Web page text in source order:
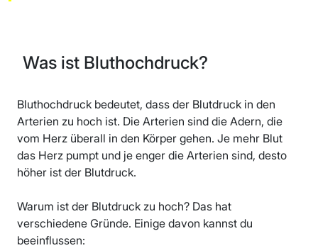
Was ist Bluthochdruck?
Bluthochdruck bedeutet, dass der Blutdruck in den
Arterien zu hoch ist. Die Arterien sind die Adern, die
vom Herz überall in den Körper gehen. Je mehr Blut
das Herz pumpt und je enger die Arterien sind, desto
höher ist der Blutdruck.
Warum ist der Blutdruck zu hoch? Das hat
verschiedene Gründe. Einige davon kannst du
beeinflussen: